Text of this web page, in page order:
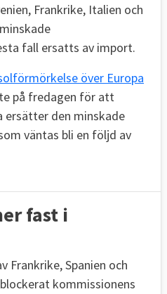
Frankrike, Italien och
fall ersatts av import.
över Europa
på fredagen för att
ersätter den minskade
väntas bli en följd av
fast i
Frankrike, Spanien och
kommissionens